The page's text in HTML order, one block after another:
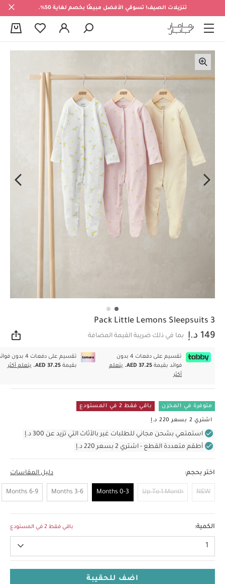
تنزيلات الصيف! تسوقي الأفضل مبيعًا بخصم لغاية 50%.
3 Pack Little Lemons Sleepsuits
149 د.إ بما في ذلك ضريبة القيمة المضافة
تقسيم على دفعات 4 بدون
فوائد بقيمة AED 37.25.
يتعلم
أكثر
تقسيم على دفعات 4 بدون
بقيمةAED 37.25. يتعلم أكثر
متوفرة في المخزن باقي فقط 2 في المستودع
اشتري 2 بسعر 220 د.إ
استمتعي بشحن مجاني للطلبات غير بالأثاث التي تزيد عن 300 د.إ
أطقم متعددة القطع - اشتري 2 بسعر 220 د.إ
اختر بحجم: دليل المقاسات
NEW
Up To 1 Month
0-3 Months
3-6 Months
6-9 Months
الكمية: باقي فقط 2 في المستودع
1
اضف للحقيبة